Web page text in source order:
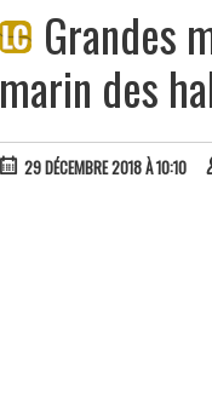
Grandes
marin des
29 DÉCEMBRE 2018 À 10:10